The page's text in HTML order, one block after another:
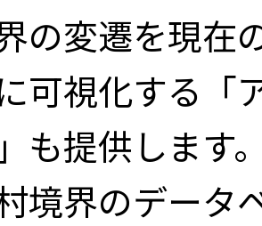
の変遷を現在
可視化する「
も提供します
境界のデータ